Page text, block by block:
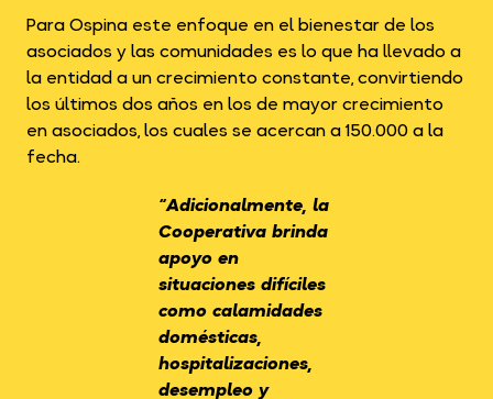
Para Ospina este enfoque en el bienestar de los
asociados y las comunidades es lo que ha llevado a
la entidad a un crecimiento constante, convirtiendo
los últimos dos años en los de mayor crecimiento
en asociados, los cuales se acercan a 150.000 a la
fecha.
“Adicionalmente, la
Cooperativa brinda
apoyo en
situaciones difíciles
como calamidades
domésticas,
hospitalizaciones,
desempleo y